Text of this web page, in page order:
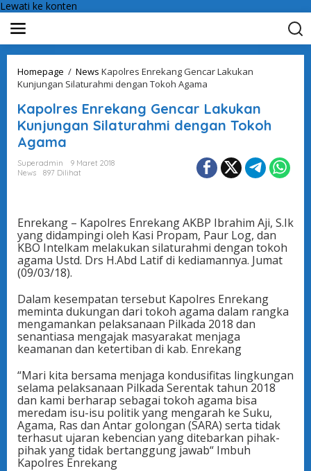
Lewati ke konten
Homepage / News Kapolres Enrekang Gencar Lakukan
Kunjungan Silaturahmi dengan Tokoh Agama
Kapolres Enrekang Gencar Lakukan
Kunjungan Silaturahmi dengan Tokoh
Agama
Superadmin
9 Maret 2018
News
897 Dilihat
Enrekang – Kapolres Enrekang AKBP Ibrahim Aji, S.Ik
yang didampingi oleh Kasi Propam, Paur Log, dan
KBO Intelkam melakukan silaturahmi dengan tokoh
agama Ustd. Drs H.Abd Latif di kediamannya. Jumat
(09/03/18).
Dalam kesempatan tersebut Kapolres Enrekang
meminta dukungan dari tokoh agama dalam rangka
mengamankan pelaksanaan Pilkada 2018 dan
senantiasa mengajak masyarakat menjaga
keamanan dan ketertiban di kab. Enrekang
“Mari kita bersama menjaga kondusifitas lingkungan
selama pelaksanaan Pilkada Serentak tahun 2018
dan kami berharap sebagai tokoh agama bisa
meredam isu-isu politik yang mengarah ke Suku,
Agama, Ras dan Antar golongan (SARA) serta tidak
terhasut ujaran kebencian yang ditebarkan pihak-
pihak yang tidak bertanggung jawab“ Imbuh
Kapolres Enrekang